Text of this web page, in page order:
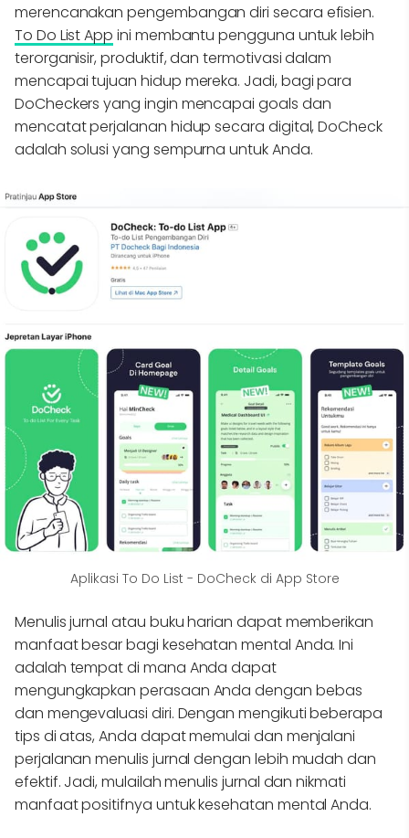
merencanakan pengembangan diri secara efisien.
To Do List App ini membantu pengguna untuk lebih
terorganisir, produktif, dan termotivasi dalam
mencapai tujuan hidup mereka. Jadi, bagi para
DoCheckers yang ingin mencapai goals dan
mencatat perjalanan hidup secara digital, DoCheck
adalah solusi yang sempurna untuk Anda.
Aplikasi To Do List - DoCheck di App Store
Menulis jurnal atau buku harian dapat memberikan
manfaat besar bagi kesehatan mental Anda. Ini
adalah tempat di mana Anda dapat
mengungkapkan perasaan Anda dengan bebas
dan mengevaluasi diri. Dengan mengikuti beberapa
tips di atas, Anda dapat memulai dan menjalani
perjalanan menulis jurnal dengan lebih mudah dan
efektif. Jadi, mulailah menulis jurnal dan nikmati
manfaat positifnya untuk kesehatan mental Anda.